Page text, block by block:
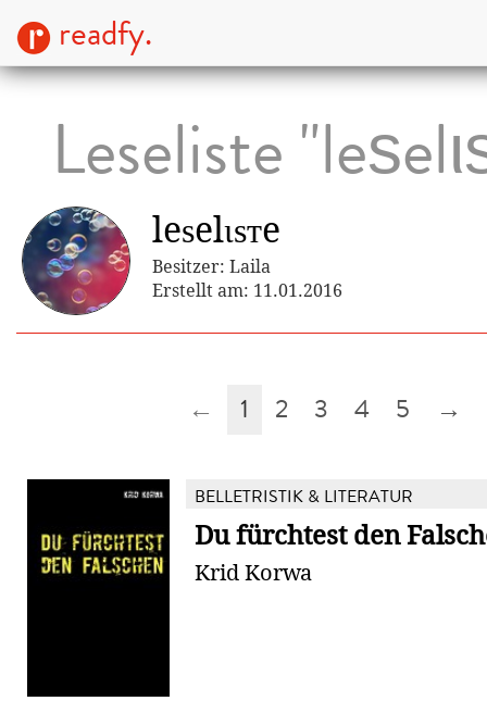
readfy.
Leseliste
leѕelιѕтe
Besitzer: Laila
Erstellt am: 11.01.2016
← 1 2 3 4 5 →
BELLETRISTIK & LITERATUR
Du fürchtest den
Krid Korwa